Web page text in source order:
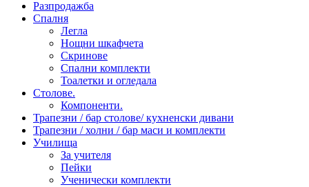
Разпродажба
Спалня
Легла
Нощни шкафчета
Скринове
Спални комплекти
Тоалетки и огледала
Столове.
Компоненти.
Трапезни / бар столове/ кухненски дивани
Трапезни / холни / бар маси и комплекти
Училища
За учителя
Пейки
Ученически комплекти